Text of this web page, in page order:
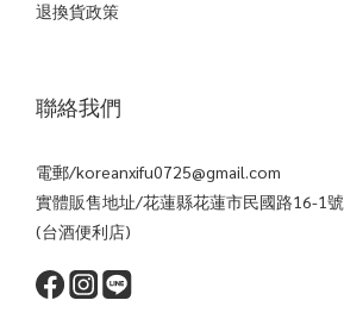
退換貨政策
聯絡我們
電郵/koreanxifu0725@gmail.com
實體販售地址/花蓮縣花蓮市民國路16-1號
(台酒便利店)